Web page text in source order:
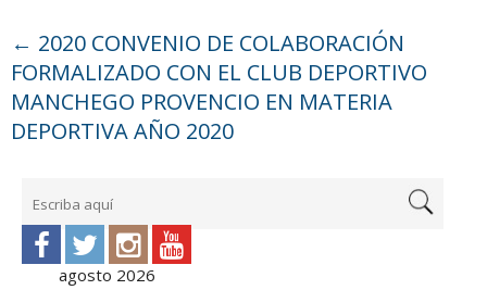
← 2020 CONVENIO DE COLABORACIÓN
FORMALIZADO CON EL CLUB DEPORTIVO
MANCHEGO PROVENCIO EN MATERIA
DEPORTIVA AÑO 2020
agosto 2026